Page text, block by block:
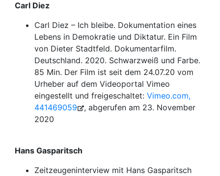
Carl Diez
Carl Diez – Ich bleibe. Dokumentation eines
Lebens in Demokratie und Diktatur. Ein Film
von Dieter Stadtfeld. Dokumentarfilm.
Deutschland. 2020. Schwarzweiß und Farbe.
85 Min. Der Film ist seit dem 24.07.20 vom
Urheber auf dem Videoportal Vimeo
eingestellt und freigeschaltet: Vimeo.com,
441469059
, abgerufen am 23. November
2020
Hans Gasparitsch
Zeitzeugeninterview mit Hans Gasparitsch